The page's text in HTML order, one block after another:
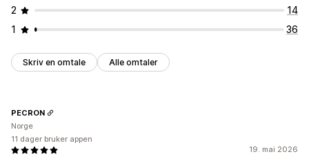
2
14
1
36
Skriv en omtale Alle omtaler
19. mai 2026
PECRON
Norge
11 dager bruker appen